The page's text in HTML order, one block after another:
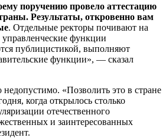
поручению провело аттестацию
Результаты, откровенно вам
. Отдельные ректоры почивают на
управленческие функции
публицистикой, выполняют
функции», — сказал
«Позволить это в стране
когда открылось столько
отечественного
и заинтересованных